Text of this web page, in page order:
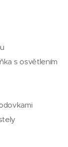
s osvětlením